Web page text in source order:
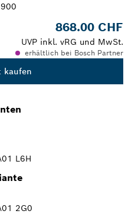
868.00 CHF
UVP inkl. vRG und MwSt.
erhältlich bei Bosch Partner
kaufen
L6H
2G0